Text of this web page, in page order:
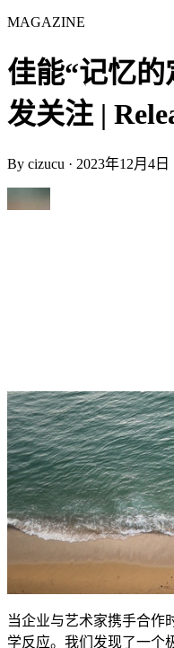
MAGAZINE
佳能“记忆的
发关注 |
By cizucu · 2023年12月4日
当企业与艺术家携手合作
学反应。我们发现了一个